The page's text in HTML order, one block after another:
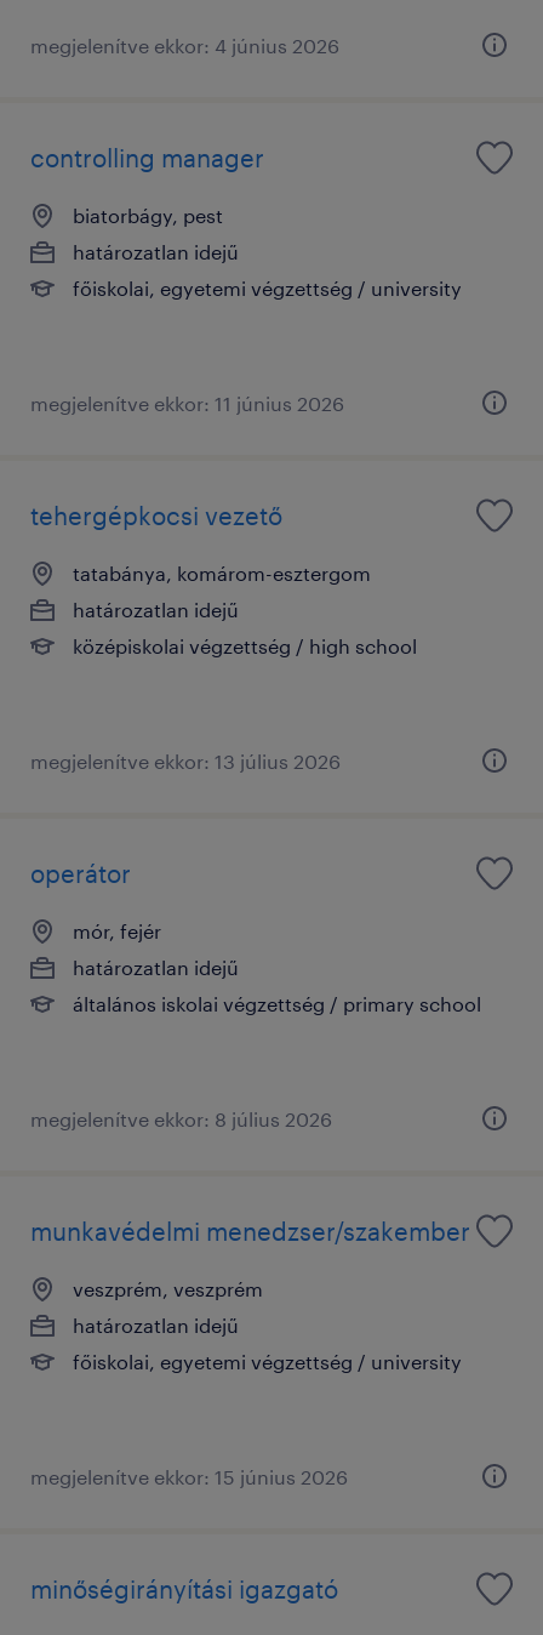
megjelenítve ekkor: 4 június 2026
controlling manager
biatorbágy, pest
határozatlan idejű
főiskolai, egyetemi végzettség / university
megjelenítve ekkor: 11 június 2026
tehergépkocsi vezető
tatabánya, komárom-esztergom
határozatlan idejű
középiskolai végzettség / high school
megjelenítve ekkor: 13 július 2026
operátor
mór, fejér
határozatlan idejű
általános iskolai végzettség / primary school
megjelenítve ekkor: 8 július 2026
munkavédelmi menedzser/szakember
veszprém, veszprém
határozatlan idejű
főiskolai, egyetemi végzettség / university
megjelenítve ekkor: 15 június 2026
minőségirányítási igazgató